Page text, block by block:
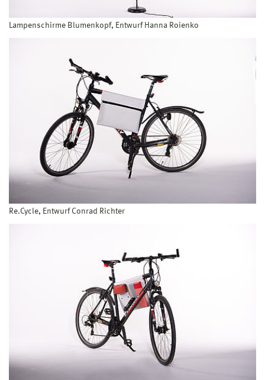
Lampenschirme Blumenkopf, Entwurf Hanna Roienko
Re.Cycle, Entwurf Conrad Richter